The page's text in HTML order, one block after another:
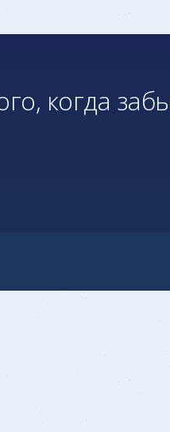
когда